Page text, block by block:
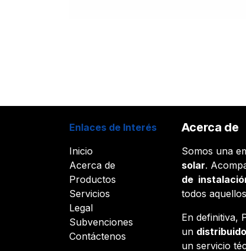
Enlaces de Interés
Inicio
Acerca de
Productos
Servicios
Legal
Subvenciones
Contáctenos
Acerca de
Somos una
solar.
de
todos
En definitiva,
un
un servicio